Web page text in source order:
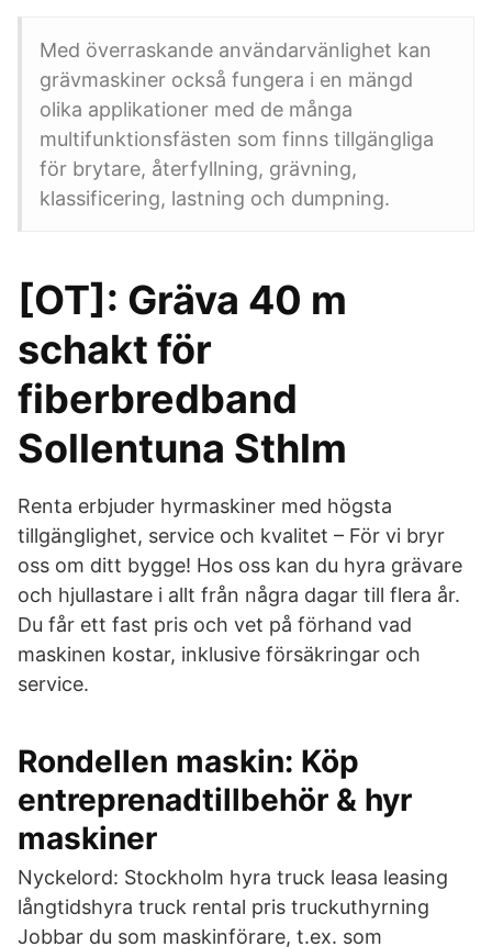
Med överraskande användarvänlighet kan
grävmaskiner också fungera i en mängd
olika applikationer med de många
multifunktionsfästen som finns tillgängliga
för brytare, återfyllning, grävning,
klassificering, lastning och dumpning.
[OT]: Gräva 40 m
schakt för
fiberbredband
Sollentuna Sthlm
Renta erbjuder hyrmaskiner med högsta
tillgänglighet, service och kvalitet – För vi bryr
oss om ditt bygge! Hos oss kan du hyra grävare
och hjullastare i allt från några dagar till flera år.
Du får ett fast pris och vet på förhand vad
maskinen kostar, inklusive försäkringar och
service.
Rondellen maskin: Köp
entreprenadtillbehör & hyr
maskiner
Nyckelord: Stockholm hyra truck leasa leasing
långtidshyra truck rental pris truckuthyrning
Jobbar du som maskinförare, t.ex. som